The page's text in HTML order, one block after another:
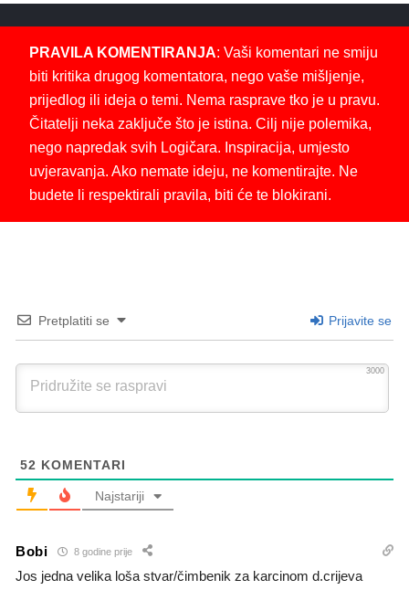
PRAVILA KOMENTIRANJA: Vaši komentari ne smiju
biti kritika drugog komentatora, nego vaše mišljenje,
prijedlog ili ideja o temi. Nema rasprave tko je u pravu.
Čitatelji neka zaključe što je istina. Cilj nije polemika,
nego napredak svih Logičara. Inspiracija, umjesto
uvjeravanja. Ako nemate ideju, ne komentirajte. Ne
budete li respektirali pravila, biti će te blokirani.
Pretplatiti se Prijavite se
3000
52 KOMENTARI
Najstariji
Bobi 8 godine prije
Jos jedna velika loša stvar/čimbenik za karcinom d.crijeva